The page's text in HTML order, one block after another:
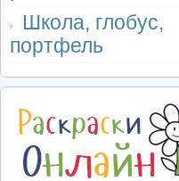
Школа, глобус,
портфель